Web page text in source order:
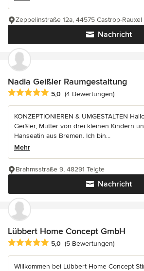
Nachricht
Zeppelinstraße 12a, 44575 Castrop-Rauxel
Nadia Geißler Raumgestaltung
Durchschnittliche Bewertung: 5 von 5
5,0 (4 Bewertungen)
KONZEPTIONIEREN & UMGESTALTEN
Geißler, Mutter von drei kleinen Kindern
Hanseatin aus Bremen. Ich bin...
Mehr
Nachricht
Brahmsstraße 9, 48291 Telgte
Lübbert Home Concept GmbH
Durchschnittliche Bewertung: 5 von 5
5,0 (5 Bewertungen)
Willkommen bei Lübbert Home Concept